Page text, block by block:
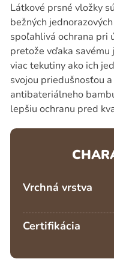
Látkové prsné vložky
bežných
spoľahlivá ochrana pri
pretože vďaka
viac tekutiny ako ich
svojou priedušnosťou
antibateriálneho
lepšiu ochranu pred
Vrchná vrstva
Certifikácia